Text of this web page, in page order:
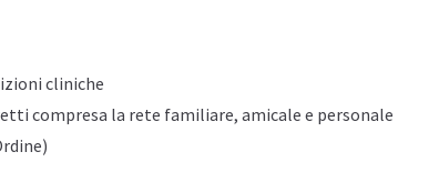
cliniche
compresa la rete familiare, amicale e personale